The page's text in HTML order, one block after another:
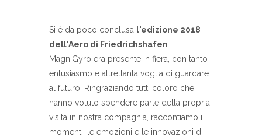
Si è da poco conclusa l'edizione 2018
dell'Aero di Friedrichshafen
MagniGyro era presente in fiera, con tanto
entusiasmo e altrettanta voglia di guardare
al futuro. Ringraziando tutti coloro che
hanno voluto spendere parte della propria
visita in nostra compagnia, raccontiamo i
momenti, le emozioni e le innovazioni di